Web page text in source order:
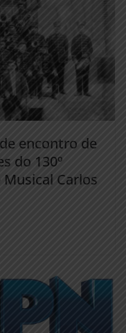
encontro de
do 130º
Carlos